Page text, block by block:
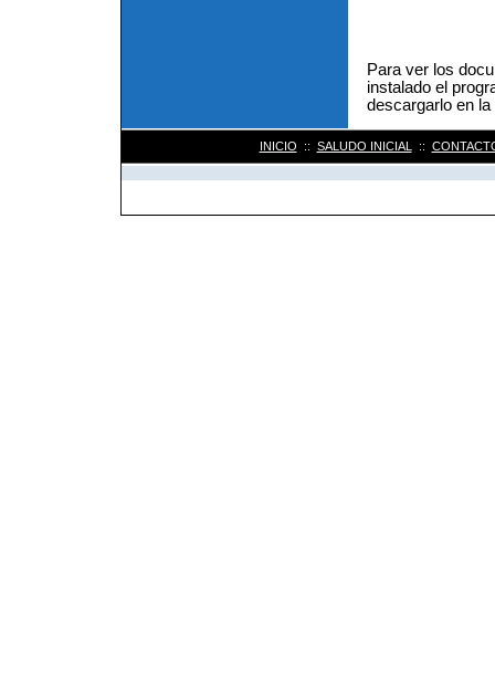
Para ver los
instalado el
descargarlo en
INICIO :: SALUDO INICIAL ::